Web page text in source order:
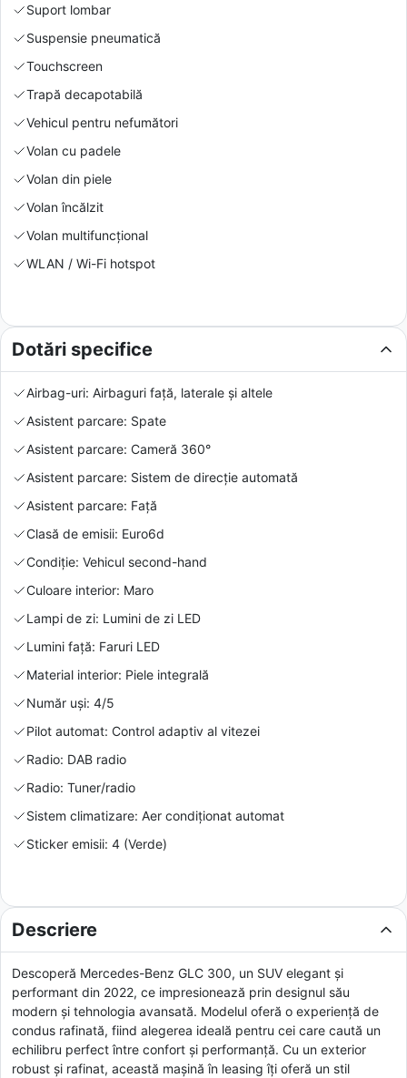
Suport lombar
Suspensie pneumatică
Touchscreen
Trapă decapotabilă
Vehicul pentru nefumători
Volan cu padele
Volan din piele
Volan încălzit
Volan multifuncțional
WLAN / Wi-Fi hotspot
Dotări specifice
Airbag-uri: Airbaguri față, laterale și altele
Asistent parcare: Spate
Asistent parcare: Cameră 360°
Asistent parcare: Sistem de direcție automată
Asistent parcare: Față
Clasă de emisii: Euro6d
Condiție: Vehicul second-hand
Culoare interior: Maro
Lampi de zi: Lumini de zi LED
Lumini față: Faruri LED
Material interior: Piele integrală
Număr uși: 4/5
Pilot automat: Control adaptiv al vitezei
Radio: DAB radio
Radio: Tuner/radio
Sistem climatizare: Aer condiționat automat
Sticker emisii: 4 (Verde)
Descriere
Descoperă Mercedes-Benz GLC 300, un SUV elegant și
performant din 2022, ce impresionează prin designul său
modern și tehnologia avansată. Modelul oferă o experiență de
condus rafinată, fiind alegerea ideală pentru cei care caută un
echilibru perfect între confort și performanță. Cu un exterior
robust și rafinat, această mașină în leasing îți oferă un stil